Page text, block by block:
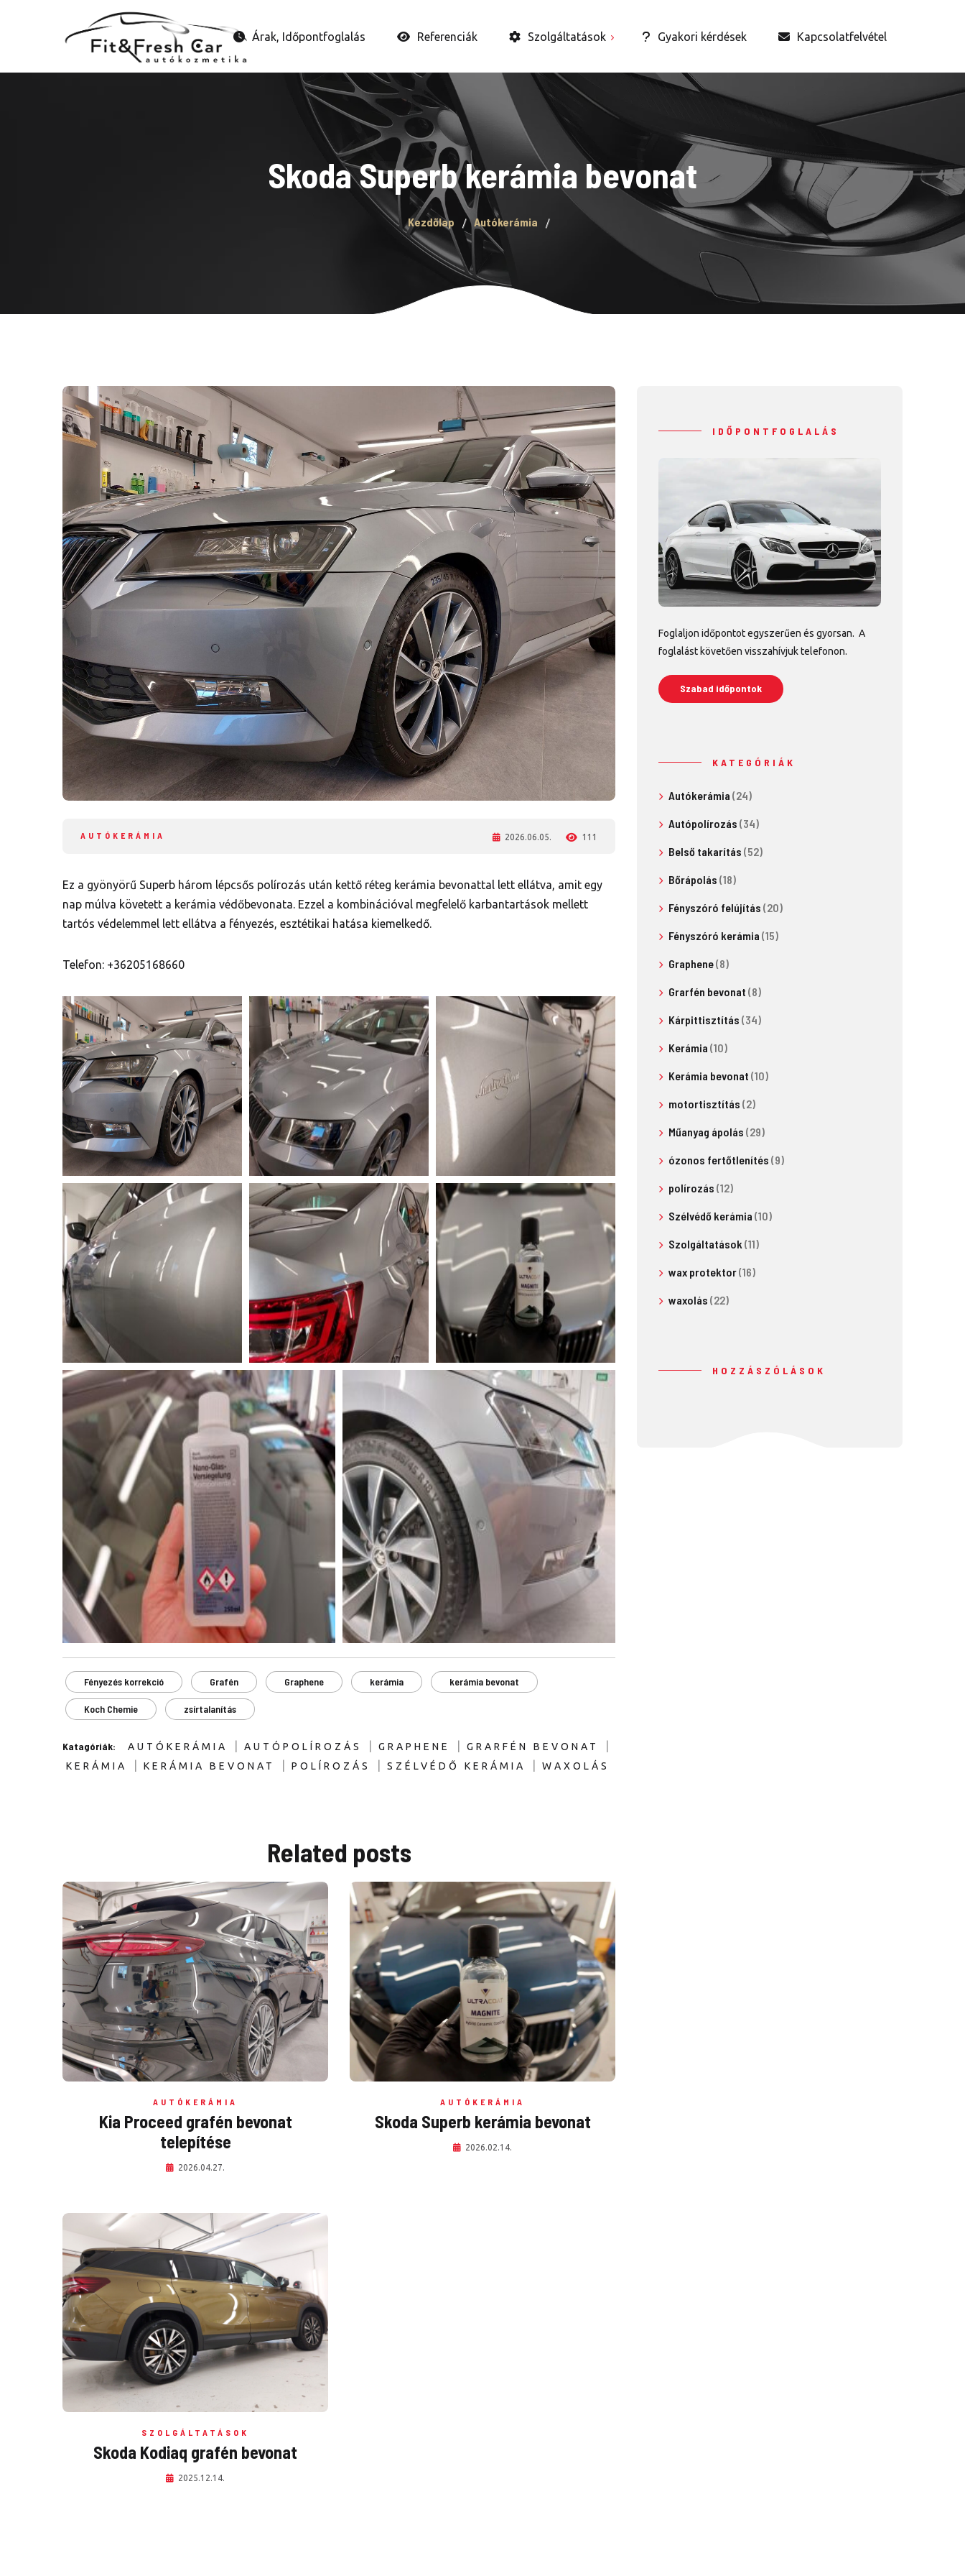
Árak, Időpontfoglalás Referenciák Szolgáltatások
Autó belső takarítás
Autópolírozás
Autókerámia és WAX
Bevonatok
Fényszóró felújítás
Ózongenerátoros
fertőtlenítés
Gyakori kérdések Kapcsolatfelvétel
Skoda Superb kerámia bevonat
Kezdőlap Autókerámia
AUTÓKERÁMIA 2026.06.05. 111
Ez a gyönyörű Superb három lépcsős polírozás után kettő réteg kerámia bevonattal lett ellátva, amit egy
nap múlva követett a kerámia védőbevonata. Ezzel a kombinációval megfelelő karbantartások mellett
tartós védelemmel lett ellátva a fényezés, esztétikai hatása kiemelkedő.
Telefon: +36205168660
Fényezés korrekció Grafén Graphene kerámia kerámia bevonat
Koch Chemie zsírtalanítás
Katagóriák: AUTÓKERÁMIA AUTÓPOLÍROZÁS GRAPHENE GRARFÉN BEVONAT
KERÁMIA KERÁMIA BEVONAT POLÍROZÁS SZÉLVÉDŐ KERÁMIA WAXOLÁS
Related posts
AUTÓKERÁMIA
Kia Proceed grafén bevonat
telepítése
2026.04.27.
AUTÓKERÁMIA
Skoda Superb kerámia bevonat
2026.02.14.
SZOLGÁLTATÁSOK
Skoda Kodiaq grafén bevonat
2025.12.14.
IDŐPONTFOGLALÁS
Foglaljon időpontot egyszerűen és gyorsan. A
foglalást követően visszahívjuk telefonon.
Szabad időpontok
KATEGÓRIÁK
Autókerámia (24)
Autópolírozás (34)
Belső takarítás (52)
Bőrápolás (18)
Fényszóró felújítás (20)
Fényszóró kerámia (15)
Graphene(8)
Grarfén bevonat (8)
Kárpittisztítás (34)
Kerámia (10)
Kerámia bevonat (10)
motortisztítás (2)
Műanyag ápolás (29)
ózonos fertőtlenítés (9)
polírozás (12)
Szélvédő kerámia (10)
Szolgáltatások (11)
wax protektor(16)
waxolás (22)
HOZZÁSZÓLÁSOK